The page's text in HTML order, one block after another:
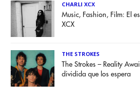
CHARLI XCX
Music, Fashion, Film: El
XCX
THE STROKES
The Strokes – Reality
dividida que los espera